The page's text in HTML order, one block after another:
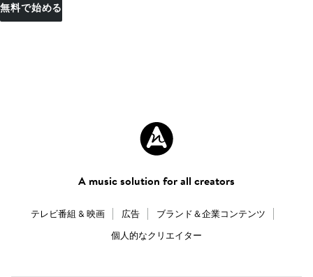
無料で始める
A music solution for all creators
テレビ番組 & 映画 広告
ブランド＆企業コンテンツ
個人的なクリエイター